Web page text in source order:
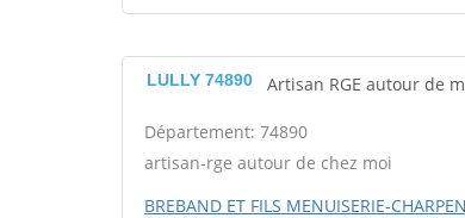
LULLY 74890 Artisan RGE autour de
Département: 74890
artisan-rge autour de chez moi
BREBAND ET FILS MENUISERIE-